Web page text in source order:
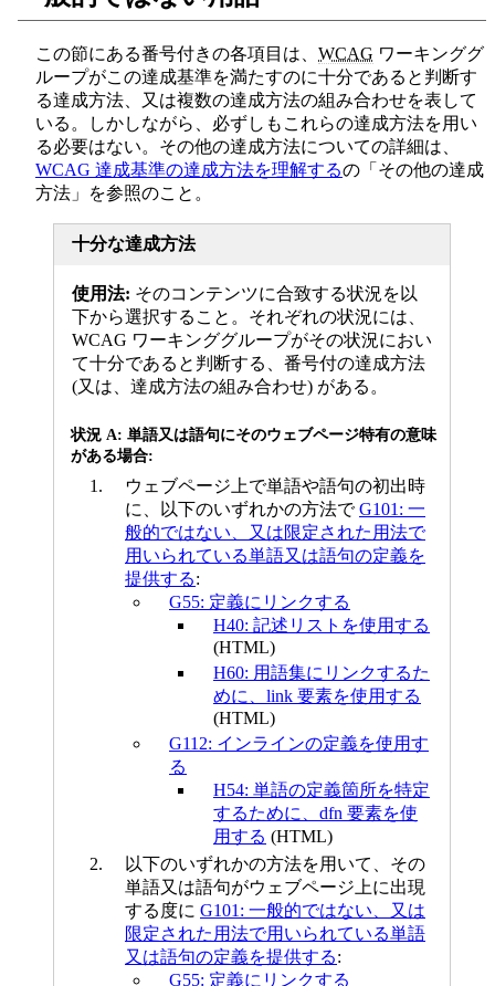
この節にある番号付きの各項目は、 WCAG ワーキンググ
ループがこの達成基準を満たすのに十分であると判断す
る達成方法、又は複数の達成方法の組み合わせを表して
いる。しかしながら、必ずしもこれらの達成方法を用い
る必要はない。その他の達成方法についての詳細は、
WCAG 達成基準の達成方法を理解するの「その他の達成
方法」を参照のこと。
十分な達成方法
使用法: そのコンテンツに合致する状況を以
下から選択すること。それぞれの状況には、
WCAG ワーキンググループがその状況におい
て十分であると判断する、番号付の達成方法
(又は、達成方法の組み合わせ) がある。
状況 A: 単語又は語句にそのウェブページ特有の意味
がある場合:
ウェブページ上で単語や語句の初出時
に、以下のいずれかの方法でG101: 一
般的ではない、又は限定された用法で
用いられている単語又は語句の定義を
提供する:
G55: 定義にリンクする
H40: 記述リストを使用する
(HTML)
H60: 用語集にリンクするた
めに、link 要素を使用する
(HTML)
G112: インラインの定義を使用す
る
H54: 単語の定義箇所を特定
するために、dfn 要素を使
用する (HTML)
以下のいずれかの方法を用いて、その
単語又は語句がウェブページ上に出現
する度に G101: 一般的ではない、又は
限定された用法で用いられている単語
又は語句の定義を提供する:
G55: 定義にリンクする